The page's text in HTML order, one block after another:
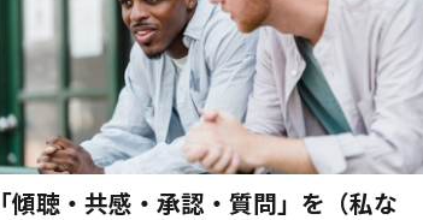
「傾聴・共感・承認・質問」を（私な